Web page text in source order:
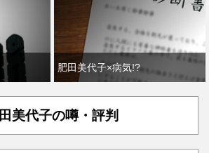
肥田美代子×病気!?
美代子の噂・評判